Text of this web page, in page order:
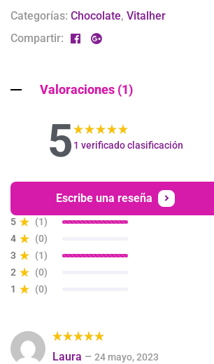
Categorías: Chocolate, Vitalher
Compartir:
Valoraciones (1)
5 Valorado
1 verificado clasificación
Escribe una reseña
1 (0)
2 (0)
3 (1)
4 (0)
5 (1)
Valorado
Laura – 24 mayo, 2023